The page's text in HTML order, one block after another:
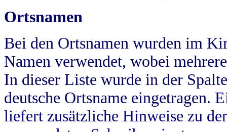
Ortsnamen
Bei den Ortsnamen wurden im
Namen verwendet, wobei
In dieser Liste wurde in der
deutsche Ortsname eingetragen.
liefert zusätzliche Hinweise zu